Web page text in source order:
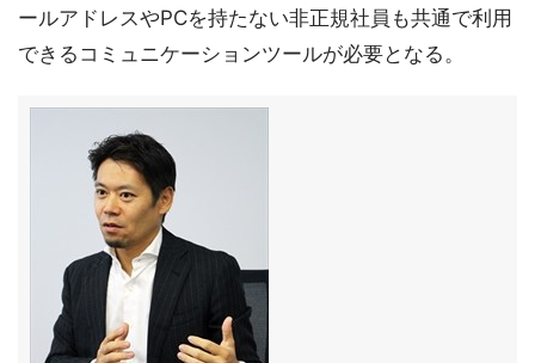
ールアドレスやPCを持たない非正規社員も共通で利用
できるコミュニケーションツールが必要となる。